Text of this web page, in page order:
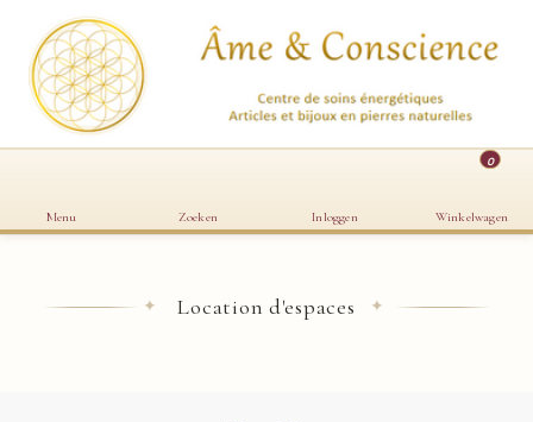
Menu Zoeken Inloggen
0
Winkelwagen
✦ Location d'espaces ✦